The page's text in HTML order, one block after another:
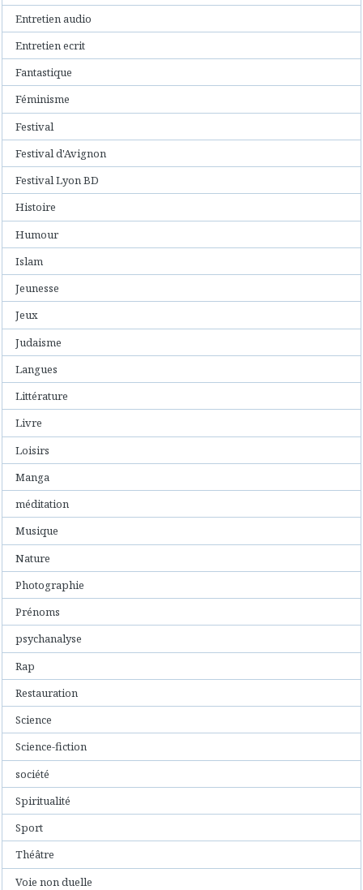
Entretien audio
Entretien ecrit
Fantastique
Féminisme
Festival
Festival d'Avignon
Festival Lyon BD
Histoire
Humour
Islam
Jeunesse
Jeux
Judaisme
Langues
Littérature
Livre
Loisirs
Manga
méditation
Musique
Nature
Photographie
Prénoms
psychanalyse
Rap
Restauration
Science
Science-fiction
société
Spiritualité
Sport
Théâtre
Voie non duelle